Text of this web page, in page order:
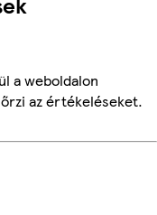
a weboldalon
az értékeléseket.